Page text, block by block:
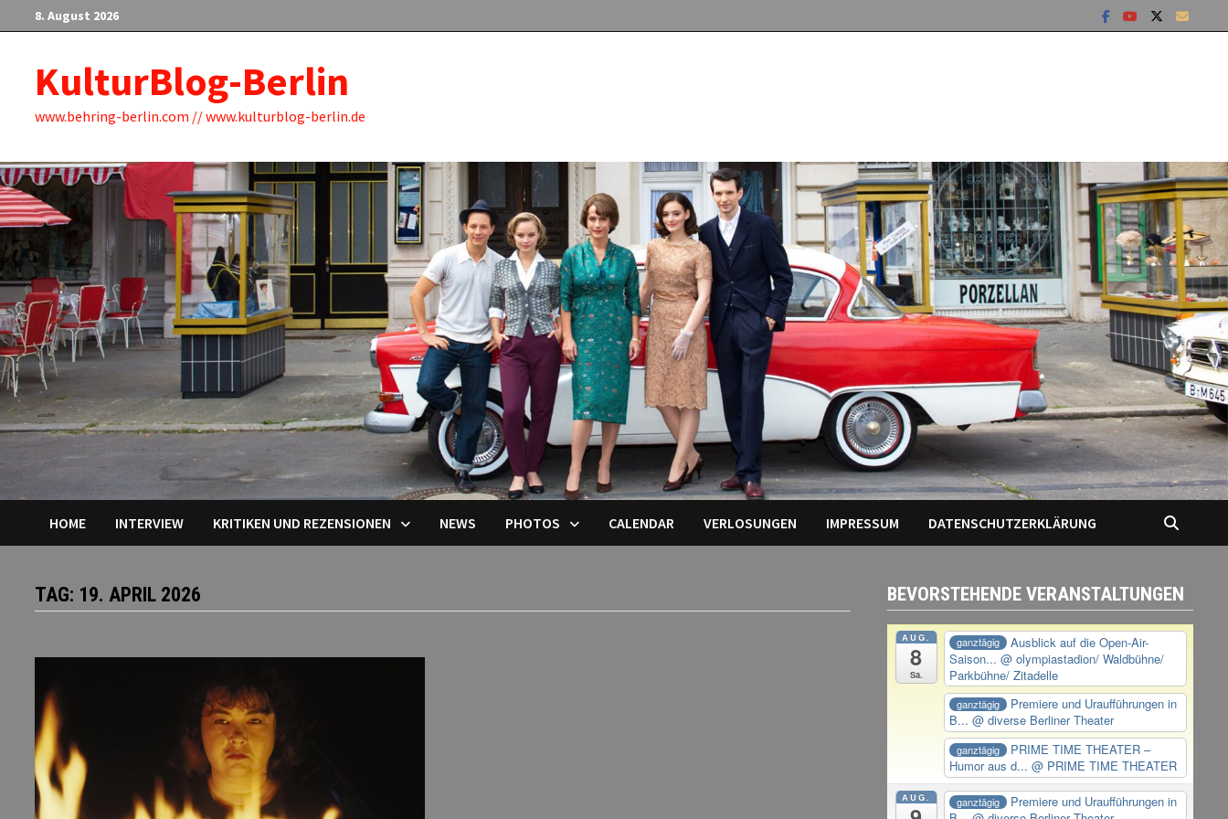
Inhalt
8. August 2026
KulturBlog-Berlin
www.behring-berlin.com // www.kulturblog-berlin.de
HOME INTERVIEW KRITIKEN UND REZENSIONEN NEWS PHOTOS CALENDAR VERLOSUNGEN IMPRESSUM DATENSCHUTZERKLÄRUNG
TAG: 19. APRIL 2026 BEVORSTEHENDE VERANSTALTUNGEN
AUG.
8
Sa.
ganztägig
Ausblick auf die Open-Air-
Saison...@ olympiastadion/ Waldbühne/
Parkbühne/ Zitadelle
ganztägig
Premiere und Uraufführungen in
B...@ diverse Berliner Theater
ganztägig
PRIME TIME THEATER –
Humor aus d...@ PRIME TIME THEATER
AUG. ganztägig
Premiere und Uraufführungen in